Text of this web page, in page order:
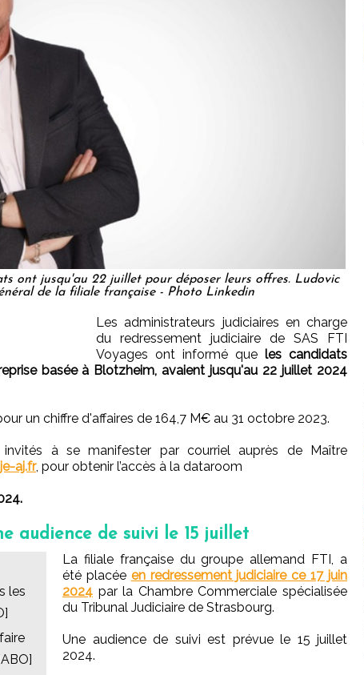
ont jusqu'au 22 juillet pour déposer leurs offres. Ludovic
de la filiale française - Photo Linkedin
Les administrateurs judiciaires en charge
du redressement judiciaire de SAS FTI
Voyages ont informé que les candidats
basée à Blotzheim, avaient jusqu'au 22 juillet 2024
un chiffre d'affaires de 164,7 M€ au 31 octobre 2023.
à se manifester par courriel auprès de Maître
aj.fr, pour obtenir l’accès à la dataroom
audience de suivi le 15 juillet
les
La filiale française du groupe allemand FTI, a
été placée en redressement judiciaire ce 17 juin
2024 par la Chambre Commerciale spécialisée
du Tribunal Judiciaire de Strasbourg.
Une audience de suivi est prévue le 15 juillet
2024.